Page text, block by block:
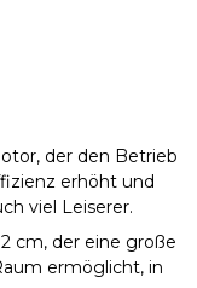
der den Betrieb
erhöht und
viel Leiserer.
cm, der eine große
ermöglicht, in